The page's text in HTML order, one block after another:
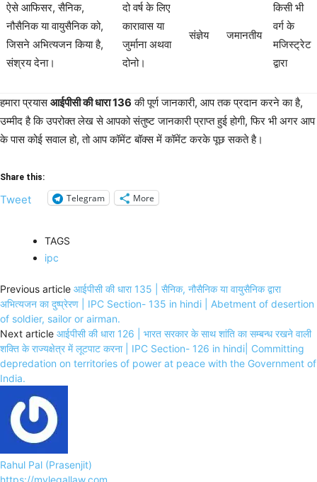
ऐसे आफिसर, सैनिक,
नौसैनिक या वायुसैनिक को,
जिसने अभित्यजन किया है,
संश्रय देना।
दो वर्ष के लिए
कारावास या
जुर्माना अथवा
दोनो।
संज्ञेय जमानतीय
किसी भी
वर्ग के
मजिस्ट्रेट
द्वारा
हमारा प्रयासआईपीसी की धारा 136 की पूर्ण जानकारी, आप तक प्रदान करने का है,
उम्मीद है कि उपरोक्त लेख से आपको संतुष्ट जानकारी प्राप्त हुई होगी, फिर भी अगर आप
के पास कोई सवाल हो, तो आप कॉमेंट बॉक्स में कॉमेंट करके पूछ सकते है।
Share this:
Tweet Telegram More
TAGS
ipc
Previous article आईपीसी की धारा 135 | सैनिक, नौसैनिक या वायुसैनिक द्वारा
अभित्यजन का दुष्प्रेरण | IPC Section- 135 in hindi | Abetment of desertion
of soldier, sailor or airman.
Next article आईपीसी की धारा 126 | भारत सरकार के साथ शांति का सम्बन्ध रखने वाली
शक्ति के राज्यक्षेत्र में लूटपाट करना | IPC Section- 126 in hindi| Committing
depredation on territories of power at peace with the Government of
India.
Rahul Pal (Prasenjit)